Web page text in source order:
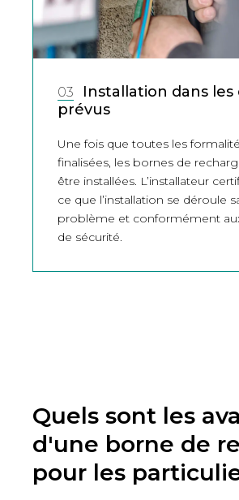
03
Installation dans les
prévus
Une fois que toutes les
finalisées, les bornes de
être installées. L’installateur
ce que l’installation se déroule
problème et conformément
de sécurité.
Quels sont les
d'une borne de
pour les